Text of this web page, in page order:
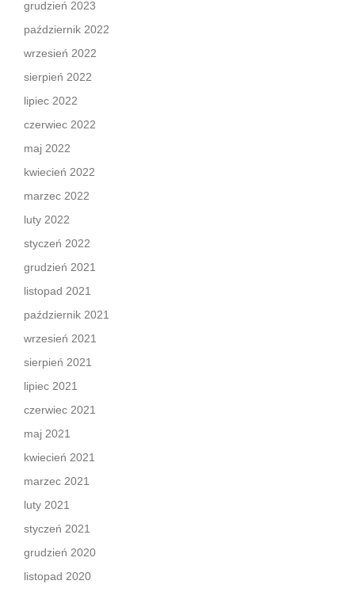
grudzień 2023
październik 2022
wrzesień 2022
sierpień 2022
lipiec 2022
czerwiec 2022
maj 2022
kwiecień 2022
marzec 2022
luty 2022
styczeń 2022
grudzień 2021
listopad 2021
październik 2021
wrzesień 2021
sierpień 2021
lipiec 2021
czerwiec 2021
maj 2021
kwiecień 2021
marzec 2021
luty 2021
styczeń 2021
grudzień 2020
listopad 2020